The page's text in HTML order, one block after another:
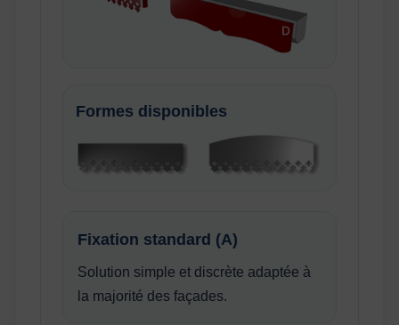
Formes disponibles
Fixation standard (A)
Solution simple et discrète adaptée à
la majorité des façades.